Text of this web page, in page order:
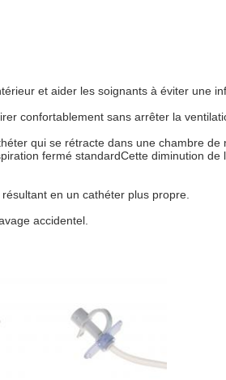
et aider les soignants à éviter une
confortablement sans arrêter la
qui se rétracte dans une chambre
fermé standardCette diminution
en un cathéter plus propre.
accidentel.